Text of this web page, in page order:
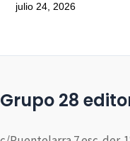
julio 24, 2026
Grupo 28